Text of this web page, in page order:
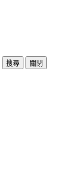
搜尋
關閉